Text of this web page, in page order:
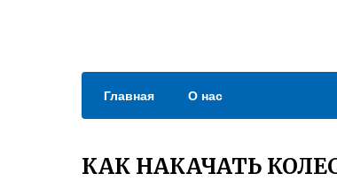
Главная О нас
КАК НАКАЧАТЬ